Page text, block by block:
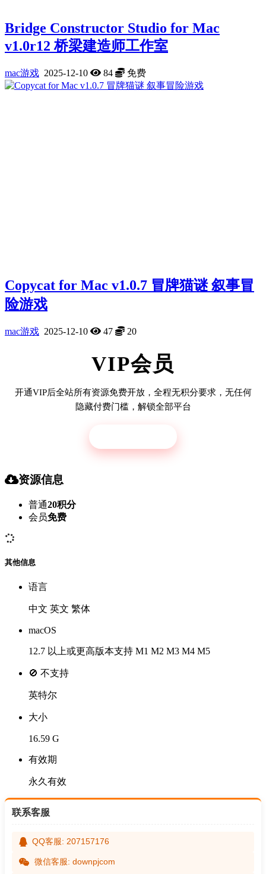
Bridge Constructor Studio for Mac
v1.0r12 桥梁建造师工作室
mac游戏 2025-12-10 84 免费
Copycat for Mac v1.0.7 冒牌猫谜 叙事冒
险游戏
mac游戏 2025-12-10 47 20
VIP会员
开通VIP后全站所有资源免费开放，全程无积分要求，无任何
隐藏付费门槛，解锁全部平台
资源信息
普通20积分
会员免费
其他信息
语言
中文 英文 繁体
macOS
12.7 以上或更高版本支持 M1 M2 M3 M4 M5
🚫 不支持
英特尔
大小
16.59 G
有效期
永久有效
联系客服
QQ客服: 207157176
微信客服: downpjcom